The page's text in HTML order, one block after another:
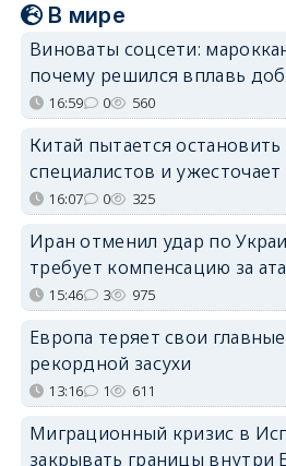
В мире
Виноваты соцсети:
почему решился вплавь
16:59 0 560
Китай пытается остановить
специалистов и
16:07 0 325
Иран отменил удар по
требует компенсацию за
15:46 3 975
Европа теряет свои
рекордной засухи
13:16 1 611
Миграционный кризис в
закрывать границы внутри